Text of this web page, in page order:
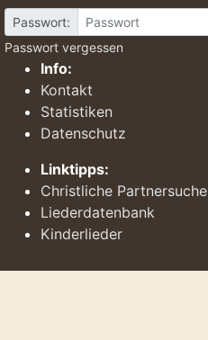
Passwort:
Passwort vergessen
Info:
Kontakt
Statistiken
Datenschutz
Linktipps:
Christliche Partnersuche
Liederdatenbank
Kinderlieder